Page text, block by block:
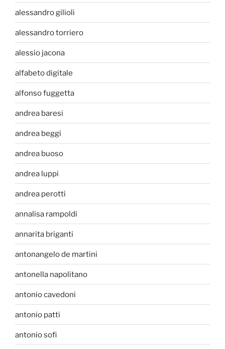
alessandro gilioli
alessandro torriero
alessio jacona
alfabeto digitale
alfonso fuggetta
andrea baresi
andrea beggi
andrea buoso
andrea luppi
andrea perotti
annalisa rampoldi
annarita briganti
antonangelo de martini
antonella napolitano
antonio cavedoni
antonio patti
antonio sofi